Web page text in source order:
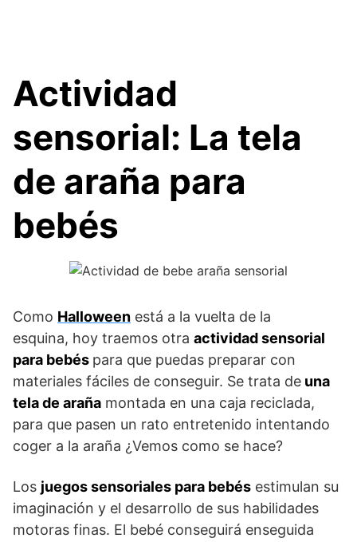
Actividad
sensorial: La tela
de araña para
bebés
Como Halloween está a la vuelta de la
esquina, hoy traemos otra actividad sensorial
para bebés para que puedas preparar con
materiales fáciles de conseguir. Se trata de una
tela de araña montada en una caja reciclada,
para que pasen un rato entretenido intentando
coger a la araña ¿Vemos como se hace?
Los juegos sensoriales para bebés estimulan su
imaginación y el desarrollo de sus habilidades
motoras finas. El bebé conseguirá enseguida